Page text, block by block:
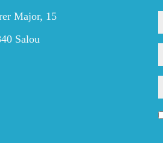
Major, 15
Salou